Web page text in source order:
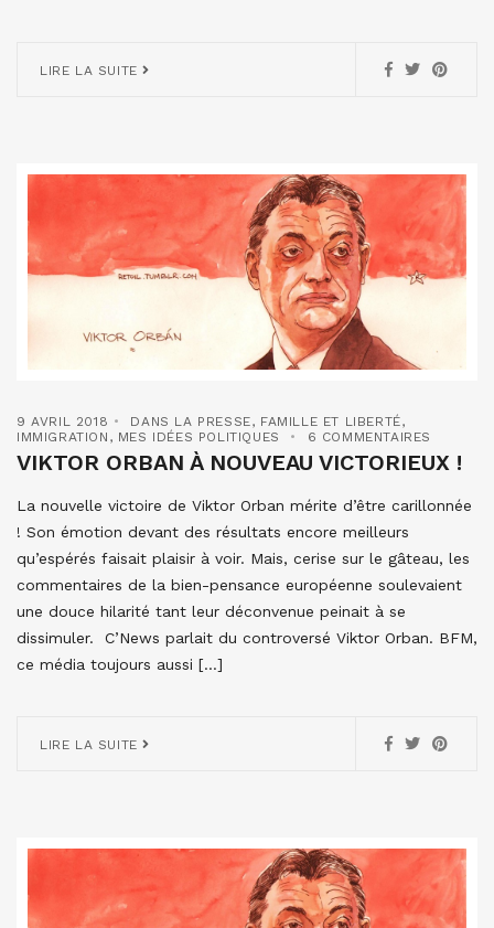
LIRE LA SUITE
9 AVRIL 2018 DANS LA PRESSE, FAMILLE ET LIBERTÉ,
IMMIGRATION , MES IDÉES POLITIQUES 6 COMMENTAIRES
VIKTOR ORBAN À NOUVEAU VICTORIEUX !
La nouvelle victoire de Viktor Orban mérite d’être carillonnée
! Son émotion devant des résultats encore meilleurs
qu’espérés faisait plaisir à voir. Mais, cerise sur le gâteau, les
commentaires de la bien-pensance européenne soulevaient
une douce hilarité tant leur déconvenue peinait à se
dissimuler. C’News parlait du controversé Viktor Orban. BFM,
ce média toujours aussi […]
LIRE LA SUITE